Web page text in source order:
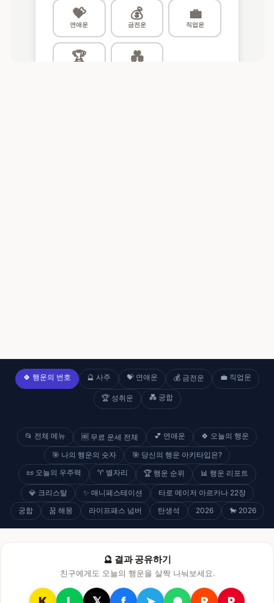
🍀 행운의 번호 🔮 사주 💝 연애운 💰 금전운 💼 직업운
🏆 성취운 💑 궁합
📂 전체 메뉴 🆓 무료 운세 전체 💕 연애운 🍀 오늘의 행운
🎯 나의 행운의 숫자
🎯 당신의 행운 아키타입은?
📜 오늘의 우주력
♈ 별자리 🏆 행운 순위 📊 행운 리포트
💎 크리스탈 ✨ 매니페스테이션
타로 메이저 아르카나 22장
궁합
꿈 해몽 라이프패스 넘버 탄생석 2026 🐎 2026
🔮 결과 공유하기
친구에게도 오늘의 행운을 살짝 나눠보세요.